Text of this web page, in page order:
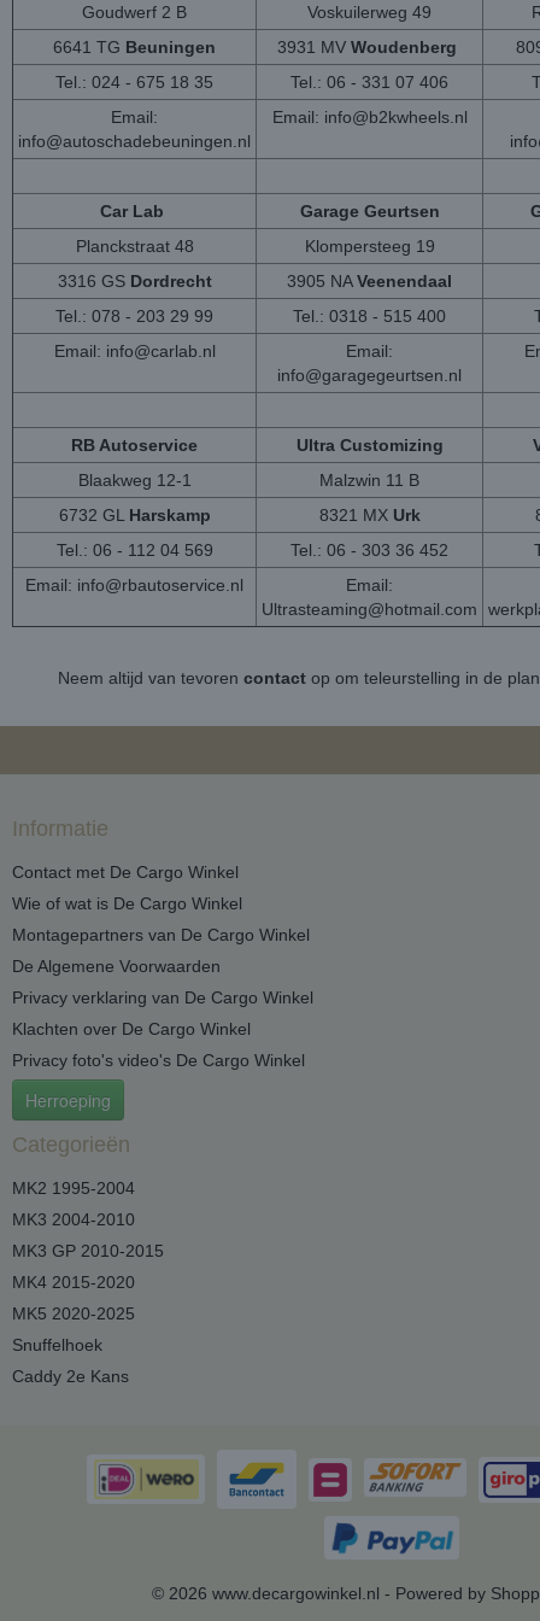
Goudwerf 2 B
Voskuilerweg 49
6641 TG Beuningen 3931 MV Woudenberg
Tel.: 024 - 675 18 35
Tel.: 06 - 331 07 406
Email:
info@autoschadebeuningen.nl
Email: info@b2kwheels.nl
Car Lab Garage Geurtsen
Planckstraat 48
Klompersteeg 19
3316 GS Dordrecht 3905 NAVeenendaal
Tel.: 078 - 203 29 99
Tel.: 0318 - 515 400
Email: info@carlab.nl
Email:
info@garagegeurtsen.nl
RB Autoservice Ultra Customizing
Blaakweg 12-1
Malzwin 11 B
6732 GL Harskamp 8321 MX Urk
Tel.: 06 - 112 04 569
Tel.: 06 - 303 36 452
Email: info@rbautoservice.nl
Email:
Ultrasteaming@hotmail.com
Neem altijd van tevoren contactop om teleurstelling in de
Informatie
Contact met De Cargo Winkel
Wie of wat is De Cargo Winkel
Montagepartners van De Cargo Winkel
De Algemene Voorwaarden
Privacy verklaring van De Cargo Winkel
Klachten over De Cargo Winkel
Privacy foto's video's De Cargo Winkel
Herroeping
Categorieën
MK2 1995-2004
MK3 2004-2010
MK3 GP 2010-2015
MK4 2015-2020
MK5 2020-2025
Snuffelhoek
Caddy 2e Kans
© 2026 www.decargowinkel.nl - Powered by